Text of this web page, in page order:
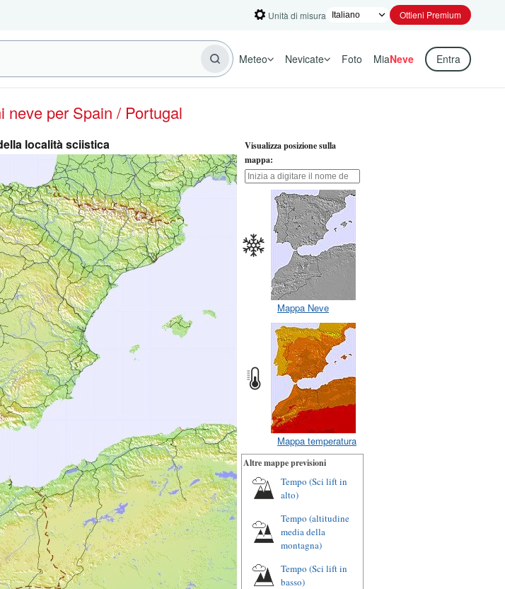
Unità di misura Ottieni Premium
Meteo Nevicate Foto MiaNeve Entra
neve per Spain / Portugal
località sciistica
Visualizza posizione sulla
mappa:
Mappa Neve
Mappa temperatura
Altre mappe previsioni
Tempo (Sci lift in
alto)
Tempo (altitudine
media della
montagna)
Tempo (Sci lift in
basso)